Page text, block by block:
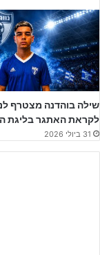
יותר והגיעה לארבע
בפעולה האחרונה
גומלסקי, אחרי
במחצית הראשונה,
המשחק.
שילה בוהדנה מצטרף
לקראת האתגר בליגת
31 ביולי 2026